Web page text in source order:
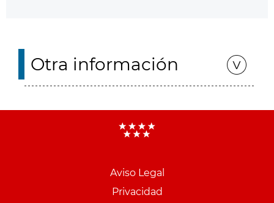
Otra información
Aviso Legal
Privacidad